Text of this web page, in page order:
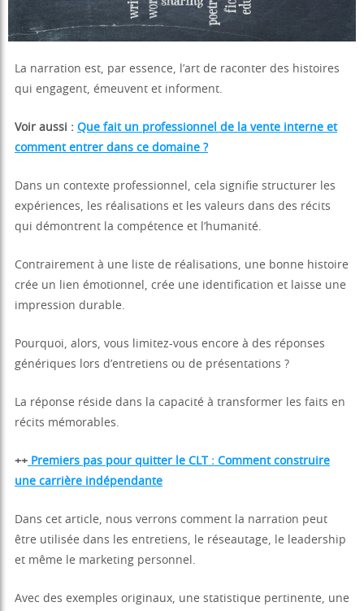
La narration est, par essence, l’art de raconter des histoires
qui engagent, émeuvent et informent.
Voir aussi : Que fait un professionnel de la vente interne et
comment entrer dans ce domaine ?
Dans un contexte professionnel, cela signifie structurer les
expériences, les réalisations et les valeurs dans des récits
qui démontrent la compétence et l’humanité.
Contrairement à une liste de réalisations, une bonne histoire
crée un lien émotionnel, crée une identification et laisse une
impression durable.
Pourquoi, alors, vous limitez-vous encore à des réponses
génériques lors d’entretiens ou de présentations ?
La réponse réside dans la capacité à transformer les faits en
récits mémorables.
++ Premiers pas pour quitter le CLT : Comment construire
une carrière indépendante
Dans cet article, nous verrons comment la narration peut
être utilisée dans les entretiens, le réseautage, le leadership
et même le marketing personnel.
Avec des exemples originaux, une statistique pertinente, une